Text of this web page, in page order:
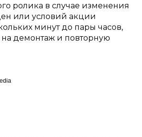
ролика в случае изменения
или условий акции
минут до пары часов,
на демонтаж и повторную